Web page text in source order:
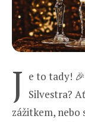
J e to tady!
Silvestra?
zážitkem, nebo